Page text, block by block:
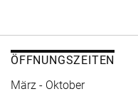
ÖFFNUNGSZEITEN
März - Oktober